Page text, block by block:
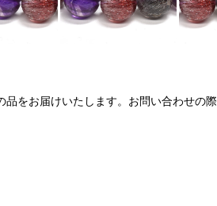
をお届けいたします。お問い合わせの